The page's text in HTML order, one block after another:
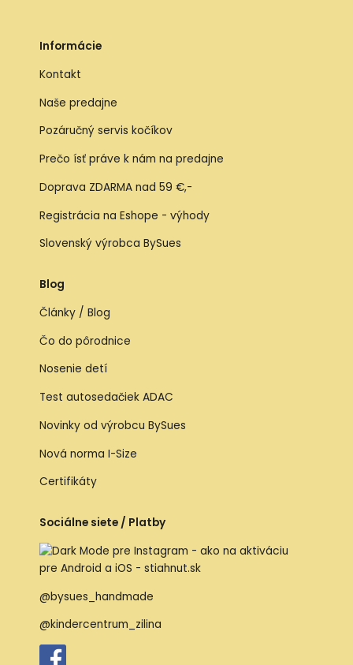
Informácie
Kontakt
Naše predajne
Pozáručný servis kočíkov
Prečo ísť práve k nám na predajne
Doprava ZDARMA nad 59 €,-
Registrácia na Eshope - výhody
Slovenský výrobca BySues
Blog
Články / Blog
Čo do pôrodnice
Nosenie detí
Test autosedačiek ADAC
Novinky od výrobcu BySues
Nová norma I-Size
Certifikáty
Sociálne siete / Platby
@bysues_handmade
@kindercentrum_zilina